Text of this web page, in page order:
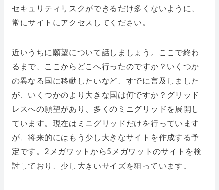
セキュリティリスクができるだけ多くないように、
常にサイトにアクセスしてください。
近いうちに願望について話しましょう。ここで終わ
るまで、ここからどこへ行ったのですか？いくつか
の異なる国に移動したいなど、すでに言及しました
が、いくつかのより大きな国は何ですか？グリッド
レスへの願望があり、多くのミニグリッドを展開し
ています。現在はミニグリッドだけを行っています
が、将来的にはもう少し大きなサイトを作成する予
定です。2メガワットから5メガワットのサイトを検
討しており、少し大きいサイズを狙っています。